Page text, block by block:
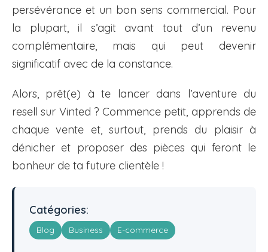
persévérance et un bon sens commercial. Pour
la plupart, il s’agit avant tout d’un revenu
complémentaire, mais qui peut devenir
significatif avec de la constance.
Alors, prêt(e) à te lancer dans l’aventure du
resell sur Vinted ? Commence petit, apprends de
chaque vente et, surtout, prends du plaisir à
dénicher et proposer des pièces qui feront le
bonheur de ta future clientèle !
Catégories:
Blog Business E-commerce